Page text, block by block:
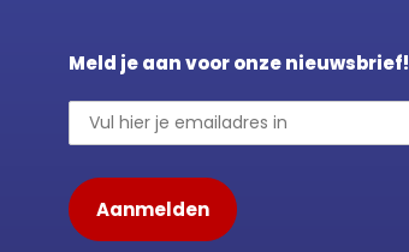
Meld je aan voor onze nieuwsbrief!